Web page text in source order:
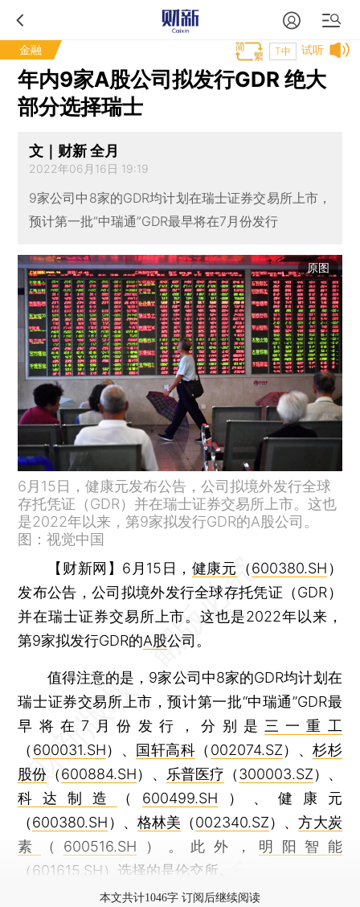
金融 试听
T中
年内9家A股公司拟发行GDR 绝大
部分选择瑞士
文｜财新 全月
2022年06月16日 19:19
9家公司中8家的GDR均计划在瑞士证券交易所上市，
预计第一批“中瑞通”GDR最早将在7月份发行
原图
6月15日，健康元发布公告，公司拟境外发行全球
存托凭证（GDR）并在瑞士证券交易所上市。这也
是2022年以来，第9家拟发行GDR的A股公司。
图：视觉中国
【财新网】 6月15日， 健康元 （600380.SH ）
发布公告，公司拟境外发行全球存托凭证（GDR）
并在瑞士证券交易所上市。这也是2022年以来，
第9家拟发行GDR的A股公司。
值得注意的是，9家公司中8家的GDR均计划在
瑞士证券交易所上市，预计第一批“中瑞通”GDR最
早将在7月份发行，分别是 三一重工
（ 600031.SH）、 国轩高科 （ 002074.SZ）、杉杉
股份 （600884.SH）、 乐普医疗 （300003.SZ）、
科达制造
（ 600499.SH ）、健康元
（600380.SH ）、 格林美 （002340.SZ）、方大炭
素
（ 600516.SH ）。此外， 明阳智能
（601615.SH）选择的是伦交所。
本文共计1046字 订阅后继续阅读